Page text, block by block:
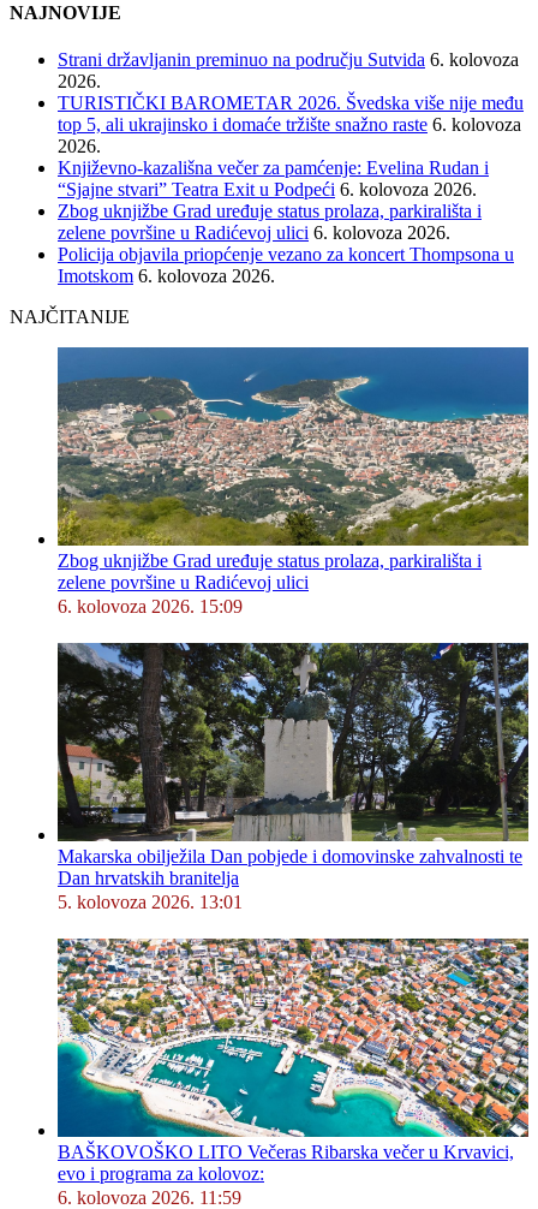
NAJNOVIJE
Strani državljanin preminuo na području Sutvida 6. kolovoza
2026.
TURISTIČKI BAROMETAR 2026. Švedska više nije među
top 5, ali ukrajinsko i domaće tržište snažno raste 6. kolovoza
2026.
Književno-kazališna večer za pamćenje: Evelina Rudan i
“Sjajne stvari” Teatra Exit u Podpeći 6. kolovoza 2026.
Zbog uknjižbe Grad uređuje status prolaza, parkirališta i
zelene površine u Radićevoj ulici 6. kolovoza 2026.
Policija objavila priopćenje vezano za koncert Thompsona u
Imotskom 6. kolovoza 2026.
NAJČITANIJE
Zbog uknjižbe Grad uređuje status prolaza, parkirališta i
zelene površine u Radićevoj ulici
6. kolovoza 2026. 15:09
Makarska obilježila Dan pobjede i domovinske zahvalnosti te
Dan hrvatskih branitelja
5. kolovoza 2026. 13:01
BAŠKOVOŠKO LITO Večeras Ribarska večer u Krvavici,
evo i programa za kolovoz:
6. kolovoza 2026. 11:59